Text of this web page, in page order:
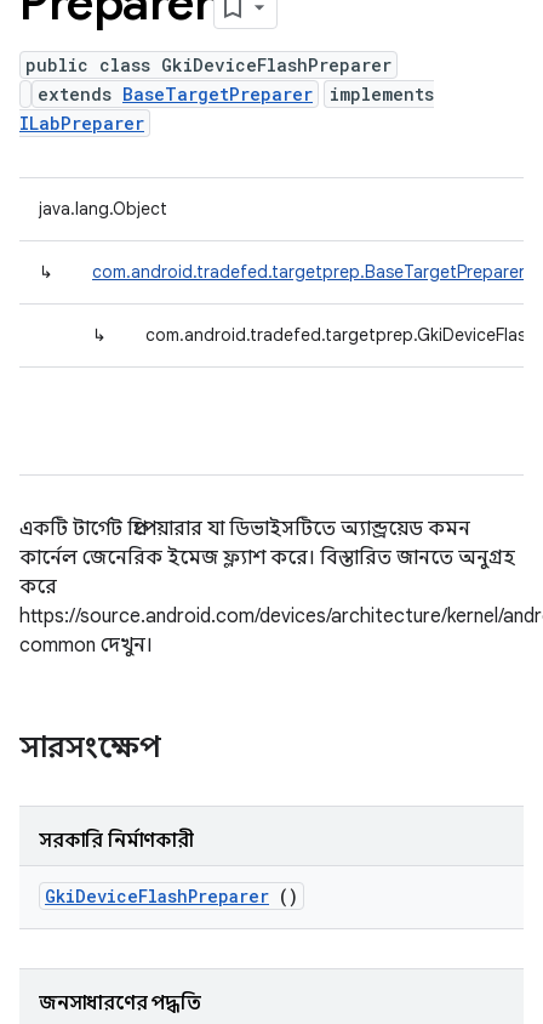
public class GkiDeviceFlashPreparer
extends BaseTargetPreparer
implements
ILabPreparer
java.lang.Object
↳ com.android.tradefed.targetprep.BaseTargetPreparer
↳
একটি টার্গেট প্রিপেয়ারার যা ডিভাইসটিতে অ্যান্ড্রয়েড কমন
কার্নেল জেনেরিক ইমেজ ফ্ল্যাশ করে। বিস্তারিত জানতে অনুগ্রহ
করে
https://source.android.com/devices/architecture/kernel/
common দেখুন।
সারসংক্ষেপ
সরকারি নির্মাণকারী
GkiDeviceFlashPreparer ()
জনসাধারণের পদ্ধতি